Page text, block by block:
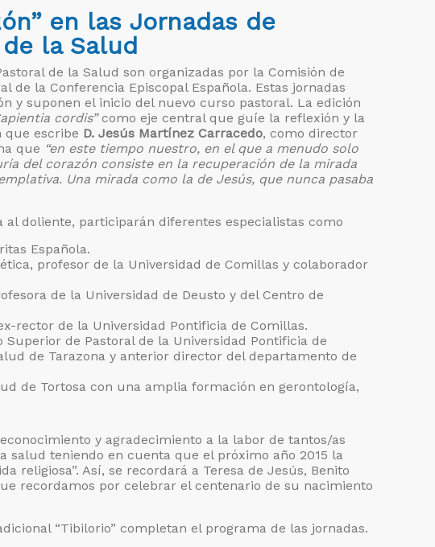
en las Jornadas de
la Salud
de la Salud son organizadas por la Comisión de
de la Conferencia Episcopal Española. Estas jornadas
y suponen el inicio del nuevo curso pastoral. La edición
cordis”como eje central que guíe la reflexión y la
que escribe D. Jesús Martínez Carracedo, como director
que “en este tiempo nuestro, en el que a menudo solo
del corazón consiste en la recuperación de la mirada
Una mirada como la de Jesús, que nunca pasaba
doliente, participarán diferentes especialistas como
Española.
profesor de la Universidad de Comillas y colaborador
de la Universidad de Deusto y del Centro de
rector de la Universidad Pontificia de Comillas.
de Pastoral de la Universidad Pontificia de
de Tarazona y anterior director del departamento de
de Tortosa con una amplia formación en gerontología,
y agradecimiento a la labor de tantos/as
salud teniendo en cuenta que el próximo año 2015 la
religiosa”. Así, se recordará a Teresa de Jesús, Benito
recordamos por celebrar el centenario de su nacimiento
“Tibilorio” completan el programa de las jornadas.